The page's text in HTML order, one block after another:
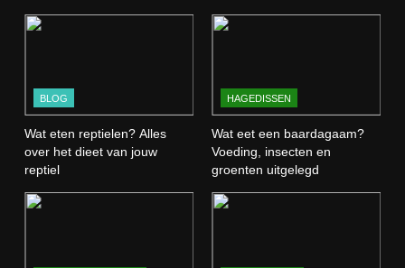
BLOG
Wat eten reptielen? Alles
over het dieet van jouw
reptiel
HAGEDISSEN
Wat eet een baardagaam?
Voeding, insecten en
groenten uitgelegd